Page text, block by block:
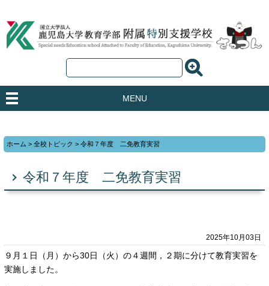
MENU
ホーム >全校トピック >令和７年度 二免教育実習
令和７年度 二免教育実習
2025年10月03日
９月１日（月）から30日（火）の４週間，２期に分けて教育実習を
実施しました。